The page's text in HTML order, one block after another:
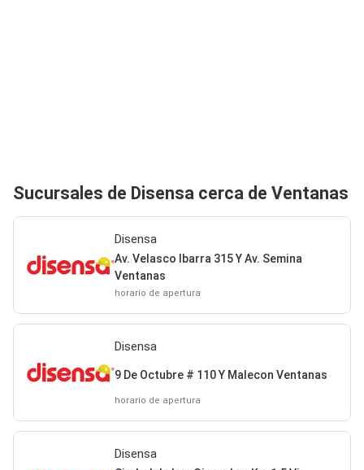
Sucursales de Disensa cerca de Ventanas
Disensa
Av. Velasco Ibarra 315 Y Av. Semina
Ventanas
horario de apertura
Disensa
9 De Octubre # 110 Y Malecon Ventanas
horario de apertura
Disensa